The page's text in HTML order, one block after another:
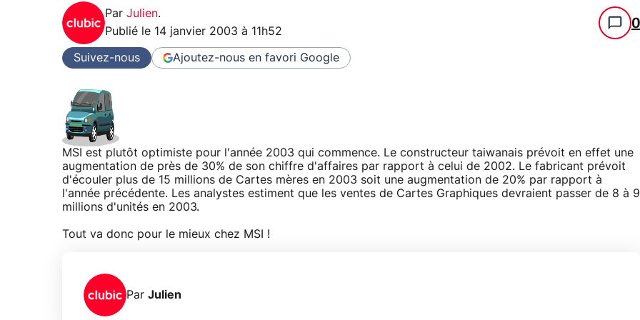
Par Julien.
Publié le 14 janvier 2003 à 11h52 0
Suivez-nous Ajoutez-nous en favori Google
MSI est plutôt optimiste pour l'année 2003 qui commence. Le constructeur taiwanais prévoit en effet une
augmentation de près de 30% de son chiffre d'affaires par rapport à celui de 2002. Le fabricant prévoit
d'écouler plus de 15 millions de Cartes mères en 2003 soit une augmentation de 20% par rapport à
l'année précédente. Les analystes estiment que les ventes de Cartes Graphiques devraient passer de 8 à 9
millions d'unités en 2003.
Tout va donc pour le mieux chez MSI !
Par Julien